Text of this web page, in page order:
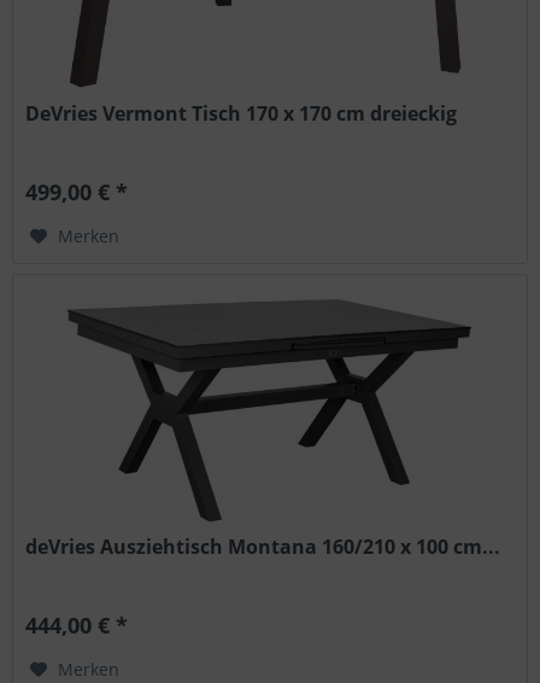
DeVries Vermont Tisch 170 x 170 cm dreieckig
499,00 € *
Merken
deVries Ausziehtisch Montana 160/210 x 100 cm...
444,00 € *
Merken